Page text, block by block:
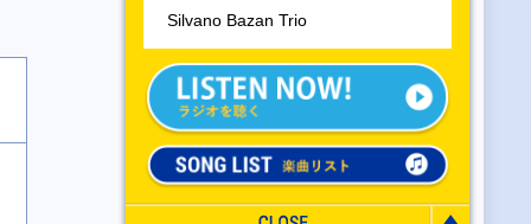
Silvano Bazan Trio